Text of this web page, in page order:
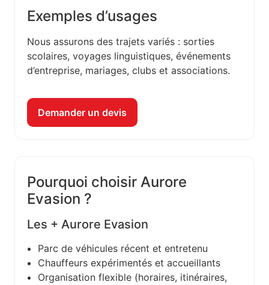
Exemples d’usages
Nous assurons des trajets variés : sorties
scolaires, voyages linguistiques, événements
d’entreprise, mariages, clubs et associations.
Demander un devis
Pourquoi choisir Aurore
Evasion ?
Les + Aurore Evasion
Parc de véhicules récent et entretenu
Chauffeurs expérimentés et accueillants
Organisation flexible (horaires, itinéraires,